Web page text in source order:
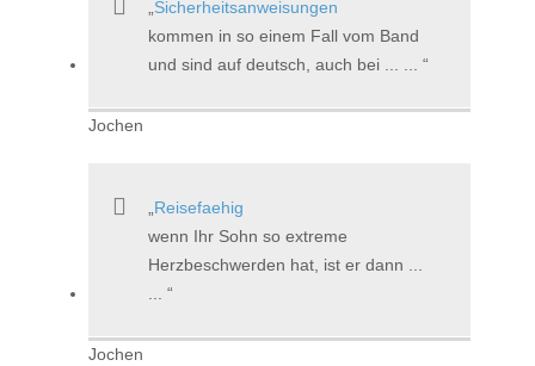
Sicherheitsanweisungen
kommen in so einem Fall vom Band
und sind auf deutsch, auch bei ... ...
Jochen
Reisefaehig
wenn Ihr Sohn so extreme
Herzbeschwerden hat, ist er dann ...
Jochen